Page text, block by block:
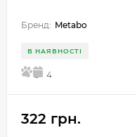
Бренд: Metabo
В НАЯВНОСТІ
5 4
322 грн.